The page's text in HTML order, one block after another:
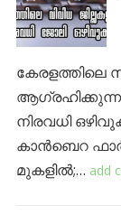
കേരളത്തിലെ
നിരവധി
കാൻബെറ
മുകളിൽ;… add